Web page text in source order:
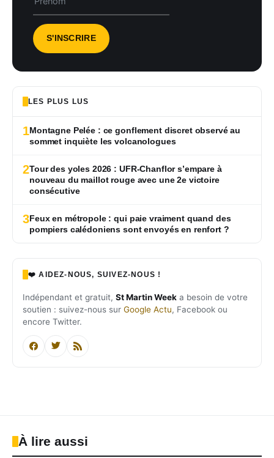
LES PLUS LUS
1Montagne Pelée : ce gonflement discret observé au
sommet inquiète les volcanologues
2Tour des yoles 2026 : UFR-Chanflor s’empare à
nouveau du maillot rouge avec une 2e victoire
consécutive
3Feux en métropole : qui paie vraiment quand des
pompiers calédoniens sont envoyés en renfort ?
❤️ AIDEZ-NOUS, SUIVEZ-NOUS !
Indépendant et gratuit, St Martin Week a besoin de votre
soutien : suivez-nous sur Google Actu, Facebook ou
encore Twitter.
À lire aussi